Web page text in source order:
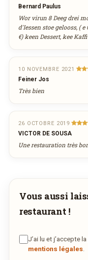
Bernard Paulus
Wor virun 8 Deeg drei
d'Iessen stoe gelooss, (
€) keen Dessert, kee
10 NOVEMBRE 2021
Feiner Jos
Très bien
26 OCTOBRE 2019
VICTOR DE SOUSA
Une restauration très
Vous aussi
restaurant !
J’ai lu et j’accepte la
mentions légales